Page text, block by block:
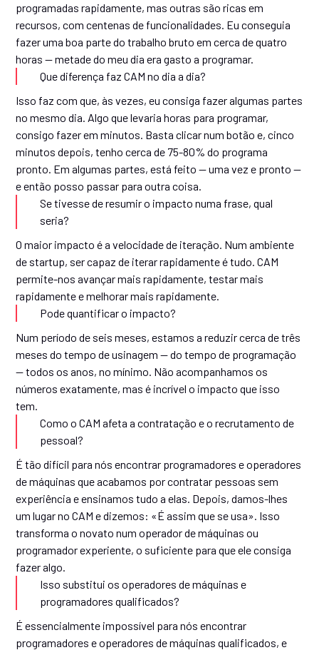
programadas rapidamente, mas outras são ricas em
recursos, com centenas de funcionalidades. Eu conseguia
fazer uma boa parte do trabalho bruto em cerca de quatro
horas — metade do meu dia era gasto a programar.
Que diferença faz CAM no dia a dia?
Isso faz com que, às vezes, eu consiga fazer algumas partes
no mesmo dia. Algo que levaria horas para programar,
consigo fazer em minutos. Basta clicar num botão e, cinco
minutos depois, tenho cerca de 75-80% do programa
pronto. Em algumas partes, está feito — uma vez e pronto —
e então posso passar para outra coisa.
Se tivesse de resumir o impacto numa frase, qual
seria?
O maior impacto é a velocidade de iteração. Num ambiente
de startup, ser capaz de iterar rapidamente é tudo. CAM
permite-nos avançar mais rapidamente, testar mais
rapidamente e melhorar mais rapidamente.
Pode quantificar o impacto?
Num período de seis meses, estamos a reduzir cerca de três
meses do tempo de usinagem — do tempo de programação
— todos os anos, no mínimo. Não acompanhamos os
números exatamente, mas é incrível o impacto que isso
tem.
Como o CAM afeta a contratação e o recrutamento de
pessoal?
É tão difícil para nós encontrar programadores e operadores
de máquinas que acabamos por contratar pessoas sem
experiência e ensinamos tudo a elas. Depois, damos-lhes
um lugar no CAM e dizemos: «É assim que se usa». Isso
transforma o novato num operador de máquinas ou
programador experiente, o suficiente para que ele consiga
fazer algo.
Isso substitui os operadores de máquinas e
programadores qualificados?
É essencialmente impossível para nós encontrar
programadores e operadores de máquinas qualificados, e